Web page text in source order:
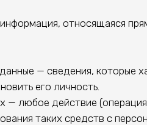
относящаяся
— сведения, которые
его личность.
— любое действие
таких средств с